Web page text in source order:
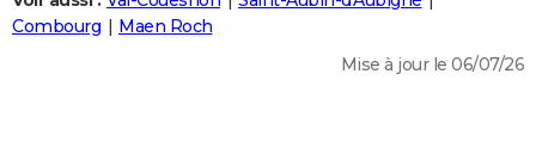
Destinations
City break
Voyage nature
Voyage de noces
Forum
Climat
+
PHOTO
Combourg
Maen Roch
Mise à jour le 06/07/26